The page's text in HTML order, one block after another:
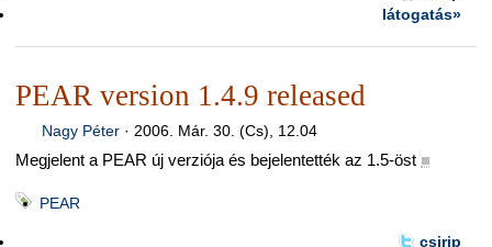
látogatás»
PEAR version 1.4.9 released
Nagy Péter· 2006. Már. 30. (Cs), 12.04
Megjelent a PEAR új verziója és bejelentették az 1.5-öst ■
PEAR
csirip